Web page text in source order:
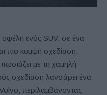
οφέλη ενός SUV, σε ένα
πιο κομψή σχεδίαση.
με τη χαμηλή
σχεδίαση λανσάρει ένα
Volvo, περιλαμβάνοντας